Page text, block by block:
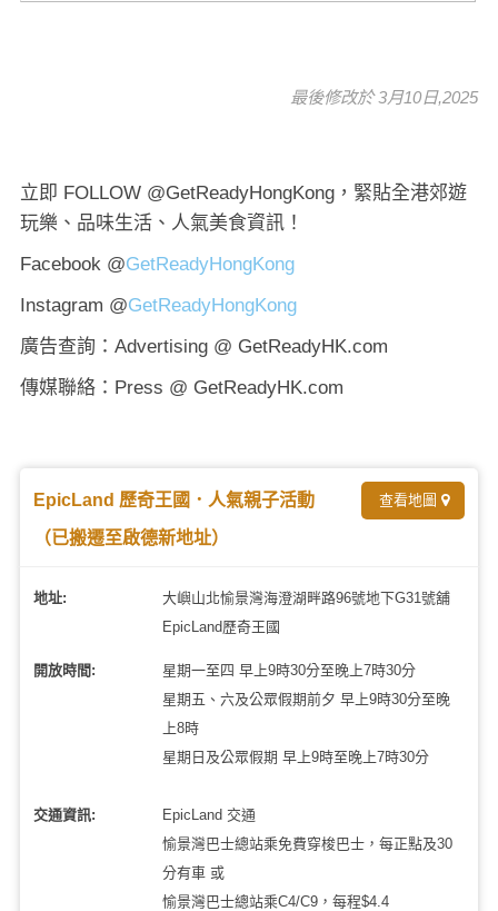
最後修改於 3月10日,2025
立即 FOLLOW @GetReadyHongKong，緊貼全港郊遊
玩樂、品味生活、人氣美食資訊！
Facebook @GetReadyHongKong
Instagram @GetReadyHongKong
廣告查詢：Advertising @ GetReadyHK.com
傳媒聯絡：Press @ GetReadyHK.com
EpicLand 歷奇王國．人氣親子活動
（已搬遷至啟德新地址）
查看地圖
地址:
大嶼山北愉景灣海澄湖畔路96號地下G31號舖
EpicLand歷奇王國
開放時間:
星期一至四 早上9時30分至晚上7時30分
星期五、六及公眾假期前夕 早上9時30分至晚
上8時
星期日及公眾假期 早上9時至晚上7時30分
交通資訊:
EpicLand 交通
愉景灣巴士總站乘免費穿梭巴士，每正點及30
分有車 或
愉景灣巴士總站乘C4/C9，每程$4.4